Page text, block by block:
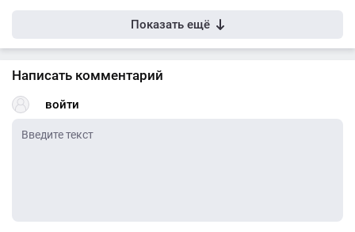
Показать ещё
Написать комментарий
войти